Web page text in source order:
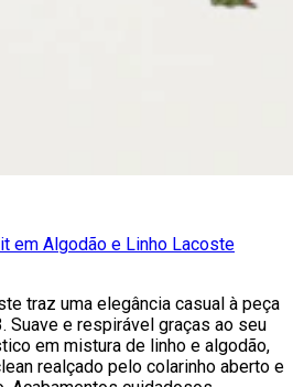
em Algodão e Linho Lacoste
traz uma elegância casual à peça
Suave e respirável graças ao seu
em mistura de linho e algodão,
realçado pelo colarinho aberto e